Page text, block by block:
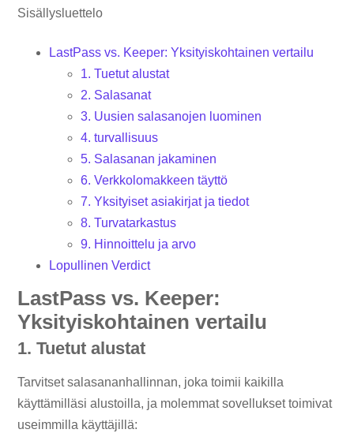
Sisällysluettelo
LastPass vs. Keeper: Yksityiskohtainen vertailu
1. Tuetut alustat
2. Salasanat
3. Uusien salasanojen luominen
4. turvallisuus
5. Salasanan jakaminen
6. Verkkolomakkeen täyttö
7. Yksityiset asiakirjat ja tiedot
8. Turvatarkastus
9. Hinnoittelu ja arvo
Lopullinen Verdict
LastPass vs. Keeper:
Yksityiskohtainen vertailu
1. Tuetut alustat
Tarvitset salasananhallinnan, joka toimii kaikilla
käyttämilläsi alustoilla, ja molemmat sovellukset toimivat
useimmilla käyttäjillä: